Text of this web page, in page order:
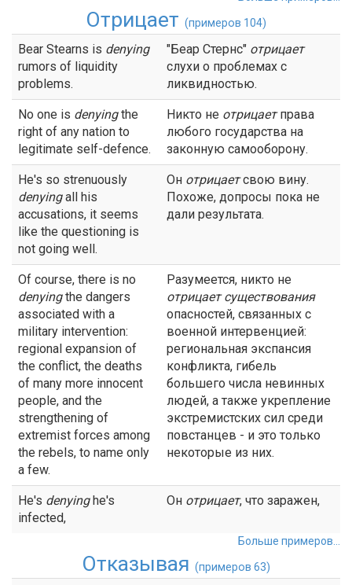
Отрицает (примеров 104)
Bear Stearns is denying
rumors of liquidity
problems.
"Беар Стернс" отрицает
слухи о проблемах с
ликвидностью.
No one is denyingthe
right of any nation to
legitimate self-defence.
Никто не отрицаетправа
любого государства на
законную самооборону.
He's so strenuously
denyingall his
accusations, it seems
like the questioning is
not going well.
Он отрицаетсвою вину.
Похоже, допросы пока не
дали результата.
Of course, there is no
denyingthe dangers
associated with a
military intervention:
regional expansion of
the conflict, the deaths
of many more innocent
people, and the
strengthening of
extremist forces among
the rebels, to name only
a few.
Разумеется, никто не
отрицаетсуществования
опасностей, связанных с
военной интервенцией:
региональная экспансия
конфликта, гибель
большего числа невинных
людей, а также укрепление
экстремистских сил среди
повстанцев - и это только
некоторые из них.
He's denyinghe's
infected,
Он отрицает, что заражен,
Больше примеров...
Отказывая (примеров 63)